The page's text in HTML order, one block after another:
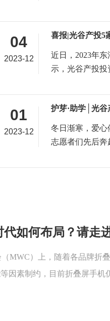
04
2023-12
喜报|光谷产投5
近日，2023年
示，光谷产投
01
2023-12
护芽·助学│光
冬日渐寒，爱心
志愿者们先后奔
如何布局？请走
MWC）上，随着各品牌折
因素制约，目前折叠屏手机